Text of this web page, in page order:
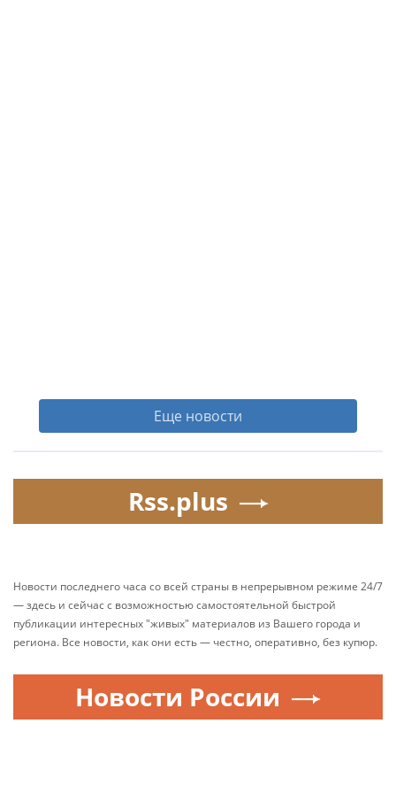
Еще новости
Rss.plus
Новости последнего часа со всей страны в непрерывном режиме 24/7
— здесь и сейчас с возможностью самостоятельной быстрой
публикации интересных "живых" материалов из Вашего города и
региона. Все новости, как они есть — честно, оперативно, без купюр.
Новости России